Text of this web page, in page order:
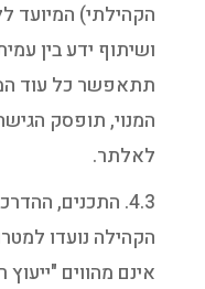
הקהילתי) המיועד
ושיתוף ידע בין
תתאפשר כל עוד
המנוי, תופסק
לאלתר.
4.3. התכנים,
הקהילה נועדו
אינם מהווים